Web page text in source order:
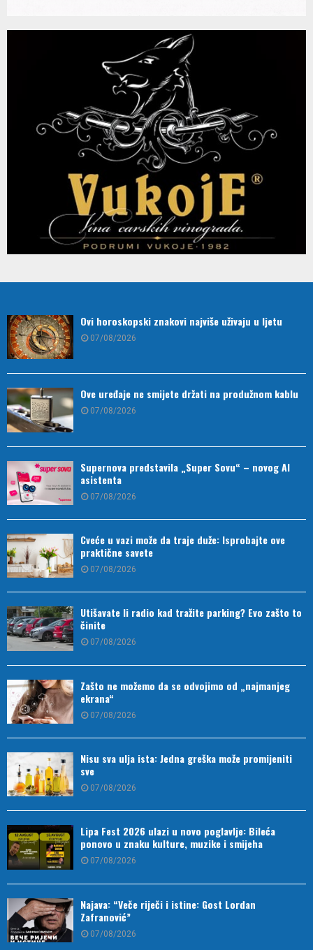
Ovi horoskopski znakovi najviše uživaju u ljetu
07/08/2026
Ove uređaje ne smijete držati na produžnom kablu
07/08/2026
Supernova predstavila „Super Sovu“ – novog AI
asistenta
07/08/2026
Cveće u vazi može da traje duže: Isprobajte ove
praktične savete
07/08/2026
Utišavate li radio kad tražite parking? Evo zašto to
činite
07/08/2026
Zašto ne možemo da se odvojimo od „najmanjeg
ekrana“
07/08/2026
Nisu sva ulja ista: Jedna greška može promijeniti
sve
07/08/2026
Lipa Fest 2026 ulazi u novo poglavlje: Bileća
ponovo u znaku kulture, muzike i smijeha
07/08/2026
Najava: “Veče riječi i istine: Gost Lordan
Zafranović”
07/08/2026